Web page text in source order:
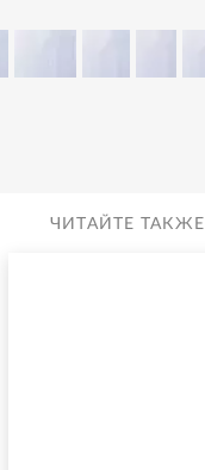
ЧИТАЙТЕ ТАКЖЕ